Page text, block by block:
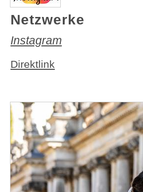
Netzwerke
Instagram
Direktlink